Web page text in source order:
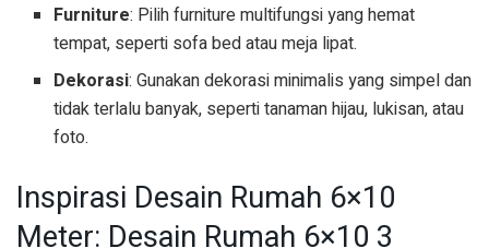
Furniture: Pilih furniture multifungsi yang hemat
tempat, seperti sofa bed atau meja lipat.
Dekorasi: Gunakan dekorasi minimalis yang simpel dan
tidak terlalu banyak, seperti tanaman hijau, lukisan, atau
foto.
Inspirasi Desain Rumah 6×10
Meter: Desain Rumah 6×10 3